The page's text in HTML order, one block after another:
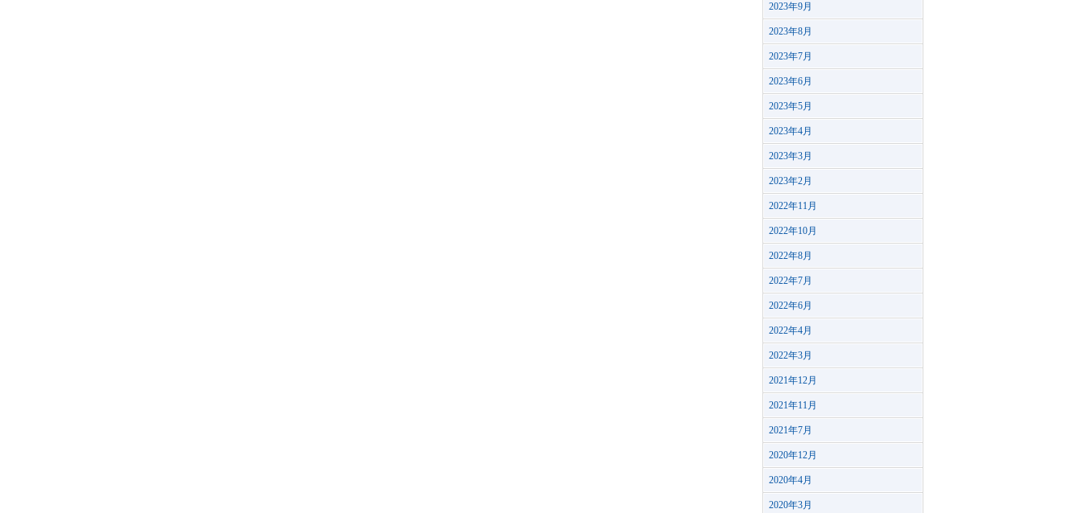
2023年9月
2023年8月
2023年7月
2023年6月
2023年5月
2023年4月
2023年3月
2023年2月
2022年11月
2022年10月
2022年8月
2022年7月
2022年6月
2022年4月
2022年3月
2021年12月
2021年11月
2021年7月
2020年12月
2020年4月
2020年3月